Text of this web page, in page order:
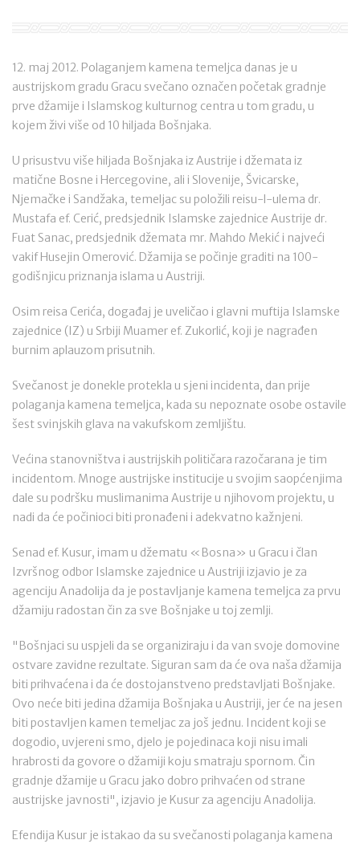
12. maj 2012. Polaganjem kamena temeljca danas je u
austrijskom gradu Gracu svečano označen početak gradnje
prve džamije i Islamskog kulturnog centra u tom gradu, u
kojem živi više od 10 hiljada Bošnjaka.
U prisustvu više hiljada Bošnjaka iz Austrije i džemata iz
matične Bosne i Hercegovine, ali i Slovenije, Švicarske,
Njemačke i Sandžaka, temeljac su položili reisu-l-ulema dr.
Mustafa ef. Cerić, predsjednik Islamske zajednice Austrije dr.
Fuat Sanac, predsjednik džemata mr. Mahdo Mekić i najveći
vakif Husejin Omerović. Džamija se počinje graditi na 100-
godišnjicu priznanja islama u Austriji.
Osim reisa Cerića, događaj je uveličao i glavni muftija Islamske
zajednice (IZ) u Srbiji Muamer ef. Zukorlić, koji je nagrađen
burnim aplauzom prisutnih.
Svečanost je donekle protekla u sjeni incidenta, dan prije
polaganja kamena temeljca, kada su nepoznate osobe ostavile
šest svinjskih glava na vakufskom zemljištu.
Većina stanovništva i austrijskih političara razočarana je tim
incidentom. Mnoge austrijske institucije u svojim saopćenjima
dale su podršku muslimanima Austrije u njihovom projektu, u
nadi da će počinioci biti pronađeni i adekvatno kažnjeni.
Senad ef. Kusur, imam u džematu «Bosna» u Gracu i član
Izvršnog odbor Islamske zajednice u Austriji izjavio je za
agenciju Anadolija da je postavljanje kamena temeljca za prvu
džamiju radostan čin za sve Bošnjake u toj zemlji.
"Bošnjaci su uspjeli da se organiziraju i da van svoje domovine
ostvare zavidne rezultate. Siguran sam da će ova naša džamija
biti prihvaćena i da će dostojanstveno predstavljati Bošnjake.
Ovo neće biti jedina džamija Bošnjaka u Austriji, jer će na jesen
biti postavljen kamen temeljac za još jednu. Incident koji se
dogodio, uvjereni smo, djelo je pojedinaca koji nisu imali
hrabrosti da govore o džamiji koju smatraju spornom. Čin
gradnje džamije u Gracu jako dobro prihvaćen od strane
austrijske javnosti", izjavio je Kusur za agenciju Anadolija.
Efendija Kusur je istakao da su svečanosti polaganja kamena